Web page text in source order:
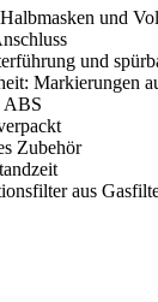
und
und
Markierungen
ABS
Zubehör
aus